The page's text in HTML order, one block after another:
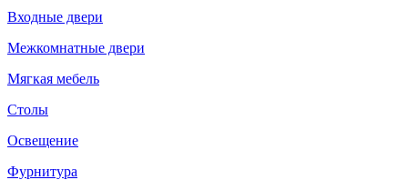
Входные двери
Межкомнатные двери
Мягкая мебель
Столы
Освещение
Фурнитура